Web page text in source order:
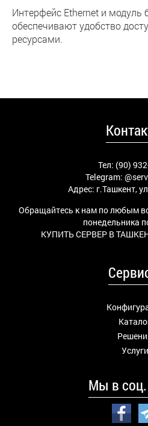
Интерфейс Ethernet и модуль
обеспечивают удобство
ресурсами.
Тел: (90)
Telegram:
Адрес: г.Ташкент,
Обращайтесь к нам по любым
понедельника
КУПИТЬ СЕРВЕР В
Услуги
Мы в соц.